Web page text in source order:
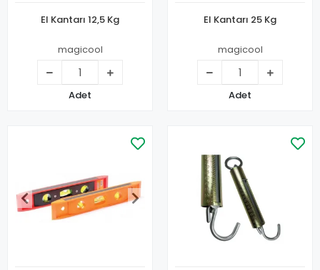
El Kantarı 12,5 Kg
magicool
Adet
El Kantarı 25 Kg
magicool
Adet